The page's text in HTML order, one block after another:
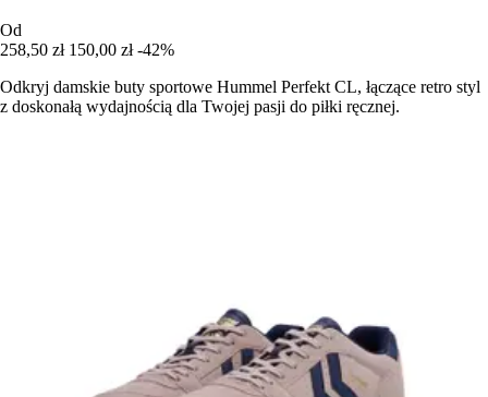
Od
258,50 zł 150,00 zł -42%
Odkryj damskie buty sportowe Hummel Perfekt CL, łączące retro styl
z doskonałą wydajnością dla Twojej pasji do piłki ręcznej.